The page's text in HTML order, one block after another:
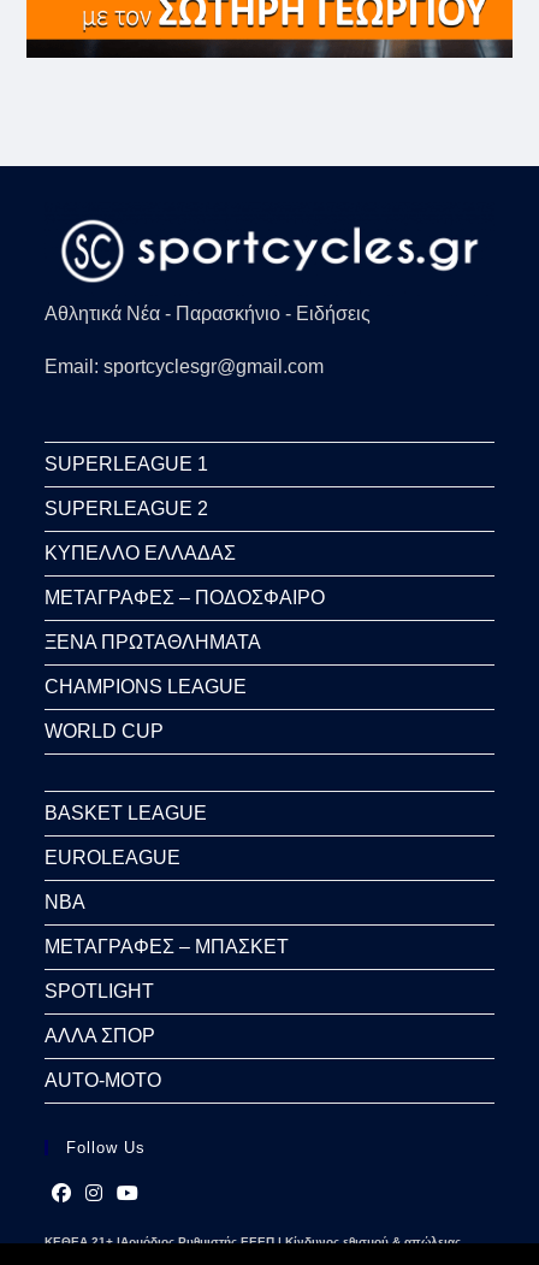
Αθλητικά Νέα - Παρασκήνιο - Ειδήσεις
Email: sportcyclesgr@gmail.com
SUPERLEAGUE 1
SUPERLEAGUE 2
ΚΥΠΕΛΛΟ ΕΛΛΑΔΑΣ
ΜΕΤΑΓΡΑΦΕΣ – ΠΟΔΟΣΦΑΙΡΟ
ΞΕΝΑ ΠΡΩΤΑΘΛΗΜΑΤΑ
CHAMPIONS LEAGUE
WORLD CUP
BASKET LEAGUE
EUROLEAGUE
NBA
ΜΕΤΑΓΡΑΦΕΣ – ΜΠΑΣΚΕΤ
SPOTLIGHT
ΑΛΛΑ ΣΠΟΡ
AUTO-MOTO
Follow Us
in
in
in
ΚΕΘΕΑ 21+ |Αρμόδιος Ρυθμιστής ΕΕΕΠ | Κίνδυνος εθισμού & απώλειας